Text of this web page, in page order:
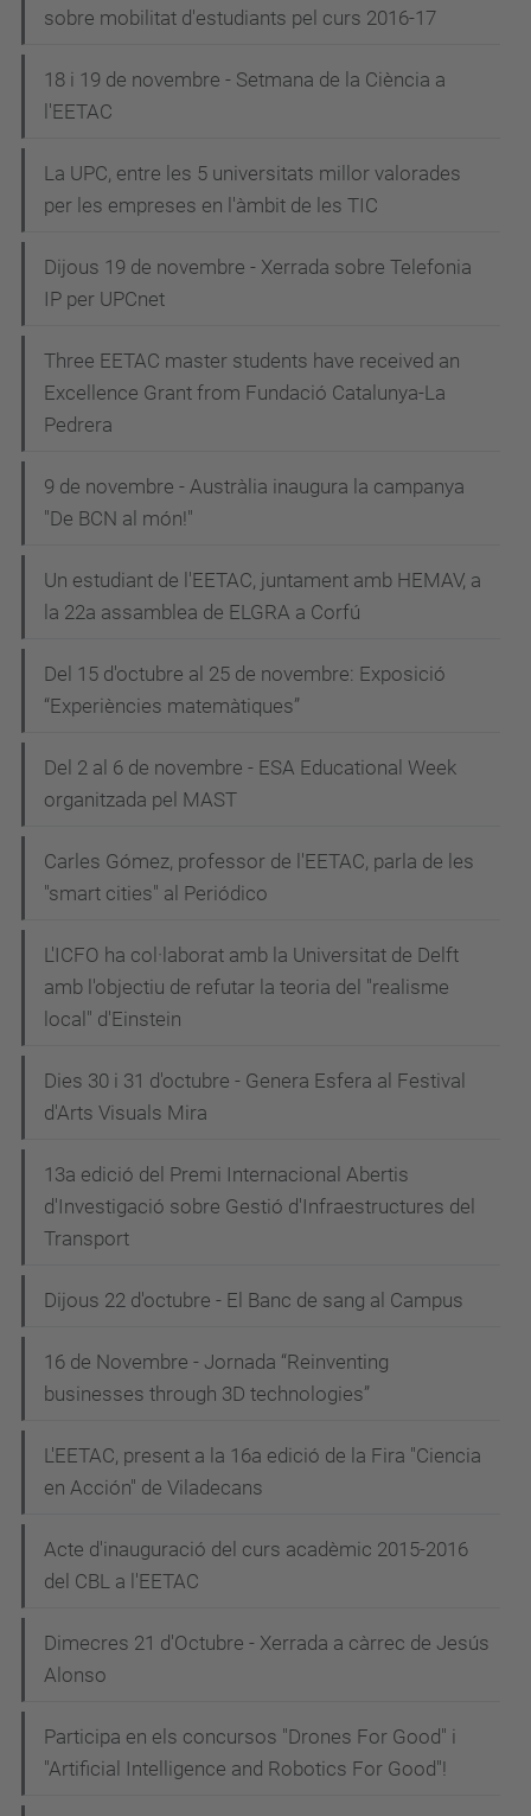
sobre mobilitat d'estudiants pel curs 2016-17
18 i 19 de novembre - Setmana de la Ciència a
l'EETAC
La UPC, entre les 5 universitats millor valorades
per les empreses en l'àmbit de les TIC
Dijous 19 de novembre - Xerrada sobre Telefonia
IP per UPCnet
Three EETAC master students have received an
Excellence Grant from Fundació Catalunya-La
Pedrera
9 de novembre - Austràlia inaugura la campanya
"De BCN al món!"
Un estudiant de l'EETAC, juntament amb HEMAV, a
la 22a assamblea de ELGRA a Corfú
Del 15 d'octubre al 25 de novembre: Exposició
“Experiències matemàtiques”
Del 2 al 6 de novembre - ESA Educational Week
organitzada pel MAST
Carles Gómez, professor de l'EETAC, parla de les
"smart cities" al Periódico
L'ICFO ha col·laborat amb la Universitat de Delft
amb l'objectiu de refutar la teoria del "realisme
local" d'Einstein
Dies 30 i 31 d'octubre - Genera Esfera al Festival
d'Arts Visuals Mira
13a edició del Premi Internacional Abertis
d'Investigació sobre Gestió d'Infraestructures del
Transport
Dijous 22 d'octubre - El Banc de sang al Campus
16 de Novembre - Jornada “Reinventing
businesses through 3D technologies”
L'EETAC, present a la 16a edició de la Fira "Ciencia
en Acción" de Viladecans
Acte d'inauguració del curs acadèmic 2015-2016
del CBL a l'EETAC
Dimecres 21 d'Octubre - Xerrada a càrrec de Jesús
Alonso
Participa en els concursos "Drones For Good" i
"Artificial Intelligence and Robotics For Good"!